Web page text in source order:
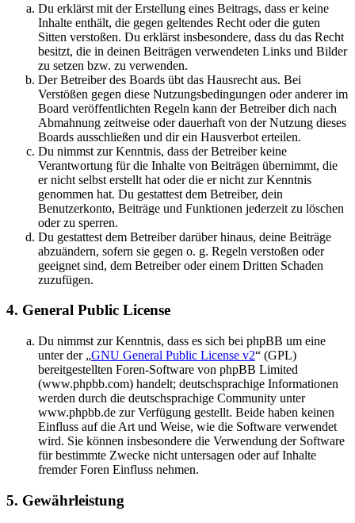
Du erklärst mit der Erstellung eines Beitrags, dass er keine
Inhalte enthält, die gegen geltendes Recht oder die guten
Sitten verstoßen. Du erklärst insbesondere, dass du das Recht
besitzt, die in deinen Beiträgen verwendeten Links und Bilder
zu setzen bzw. zu verwenden.
Der Betreiber des Boards übt das Hausrecht aus. Bei
Verstößen gegen diese Nutzungsbedingungen oder anderer im
Board veröffentlichten Regeln kann der Betreiber dich nach
Abmahnung zeitweise oder dauerhaft von der Nutzung dieses
Boards ausschließen und dir ein Hausverbot erteilen.
Du nimmst zur Kenntnis, dass der Betreiber keine
Verantwortung für die Inhalte von Beiträgen übernimmt, die
er nicht selbst erstellt hat oder die er nicht zur Kenntnis
genommen hat. Du gestattest dem Betreiber, dein
Benutzerkonto, Beiträge und Funktionen jederzeit zu löschen
oder zu sperren.
Du gestattest dem Betreiber darüber hinaus, deine Beiträge
abzuändern, sofern sie gegen o. g. Regeln verstoßen oder
geeignet sind, dem Betreiber oder einem Dritten Schaden
zuzufügen.
4. General Public License
Du nimmst zur Kenntnis, dass es sich bei phpBB um eine
unter der „GNU General Public License v2“ (GPL)
bereitgestellten Foren-Software von phpBB Limited
(www.phpbb.com) handelt; deutschsprachige Informationen
werden durch die deutschsprachige Community unter
www.phpbb.de zur Verfügung gestellt. Beide haben keinen
Einfluss auf die Art und Weise, wie die Software verwendet
wird. Sie können insbesondere die Verwendung der Software
für bestimmte Zwecke nicht untersagen oder auf Inhalte
fremder Foren Einfluss nehmen.
5. Gewährleistung